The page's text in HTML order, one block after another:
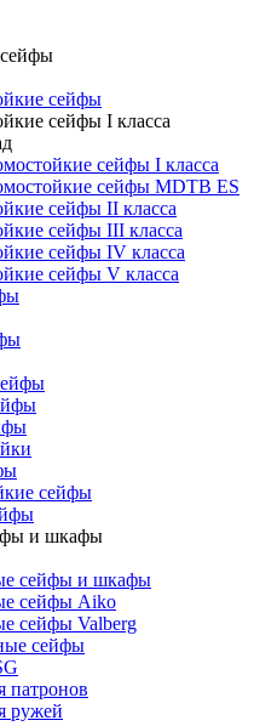
сейфы
сейфы I класса
сейфы I класса
сейфы MDTB ES
сейфы II класса
сейфы III класса
сейфы IV класса
сейфы V класса
сейфы
и шкафы
сейфы и шкафы
сейфы Aiko
сейфы Valberg
сейфы
патронов
ружей